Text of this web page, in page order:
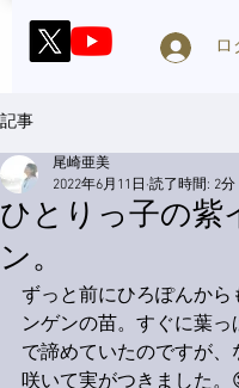
ロ
記事
ひとりっ子の紫
ン。
尾崎亜美
2022年6月11日 読了時間: 2分
ずっと前にひろぽんから
ンゲンの苗。すぐに葉
で諦めていたのですが、
咲いて実がつきました。